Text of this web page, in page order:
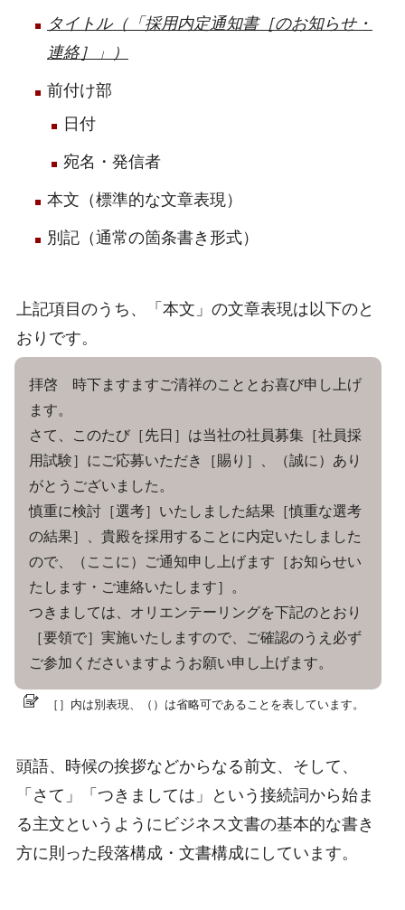
タイトル（「採用内定通知書［のお知らせ・
連絡］」）
前付け部
日付
宛名・発信者
本文（標準的な文章表現）
別記（通常の箇条書き形式）
上記項目のうち、「本文」の文章表現は以下のと
おりです。
拝啓 時下ますますご清祥のこととお喜び申し上げ
ます。
さて、このたび［先日］は当社の社員募集［社員採
用試験］にご応募いただき［賜り］、（誠に）あり
がとうございました。
慎重に検討［選考］いたしました結果［慎重な選考
の結果］、貴殿を採用することに内定いたしました
ので、（ここに）ご通知申し上げます［お知らせい
たします・ご連絡いたします］。
つきましては、オリエンテーリングを下記のとおり
［要領で］実施いたしますので、ご確認のうえ必ず
ご参加くださいますようお願い申し上げます。
［］内は別表現、（）は省略可であることを表しています。
頭語、時候の挨拶などからなる前文、そして、
「さて」「つきましては」という接続詞から始ま
る主文というようにビジネス文書の基本的な書き
方に則った段落構成・文書構成にしています。